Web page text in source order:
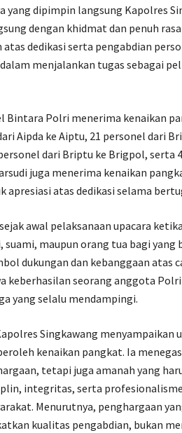
yang dipimpin langsung Kapolres
dengan khidmat dan penuh
dedikasi serta pengabdian
menjalankan tugas sebagai
Bintara Polri menerima kenaikan
Aipda ke Aiptu, 21 personel dari
dari Briptu ke Brigpol, serta
juga menerima kenaikan
apresiasi atas dedikasi selama
awal pelaksanaan upacara
maupun orang tua bagi yang
dukungan dan kebanggaan atas
keberhasilan seorang anggota
yang selalu mendampingi.
Singkawang menyampaikan
kenaikan pangkat. Ia
tetapi juga amanah yang
integritas, serta
Menurutnya, penghargaan
kualitas pengabdian, bukan